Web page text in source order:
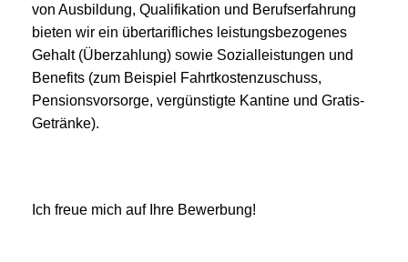
von Ausbildung, Qualifikation und Berufserfahrung
bieten wir ein übertarifliches leistungsbezogenes
Gehalt (Überzahlung) sowie Sozialleistungen und
Benefits (zum Beispiel Fahrtkostenzuschuss,
Pensionsvorsorge, vergünstigte Kantine und Gratis-
Getränke).
Ich freue mich auf Ihre Bewerbung!